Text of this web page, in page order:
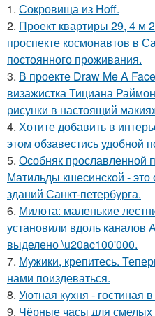
1. Сокровища из Hoff.
2. Проект квартиры 29, 4 м
проспекте космонавтов в
постоянного проживания.
3. В проекте Draw Me A
визажистка Тициана
рисунки в настоящий
4. Хотите добавить в
этом обзавестись удобной
5. Особняк прославленной
Матильды кшесинской -
зданий Санкт-петербурга.
6. Милота: маленькие
установили вдоль каналов
выделено \u20ac100'000.
7. Мужики, крепитесь.
нами поиздеваться.
8. Уютная кухня - гостиная
9. Чёрные часы для смелых